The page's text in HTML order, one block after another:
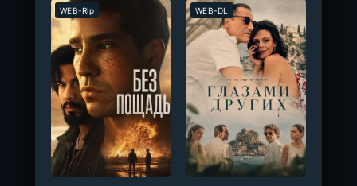
WEB-Rip WEB-DL
0